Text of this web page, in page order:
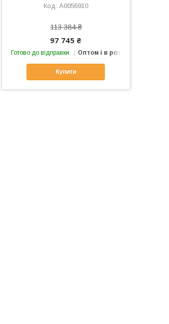
А0056910
113 384 ₴
97 745 ₴
Готово до відправки Оптом і в роздріб
Купити